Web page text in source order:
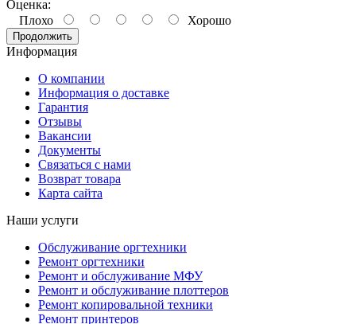
Оценка:
Плохо
Хорошо
Продолжить
Информация
О компании
Информация о доставке
Гарантия
Отзывы
Вакансии
Документы
Связаться с нами
Возврат товара
Карта сайта
Наши услуги
Обслуживание оргтехники
Ремонт оргтехники
Ремонт и обслуживание МФУ
Ремонт и обслуживание плоттеров
Ремонт копировальной техники
Ремонт принтеров